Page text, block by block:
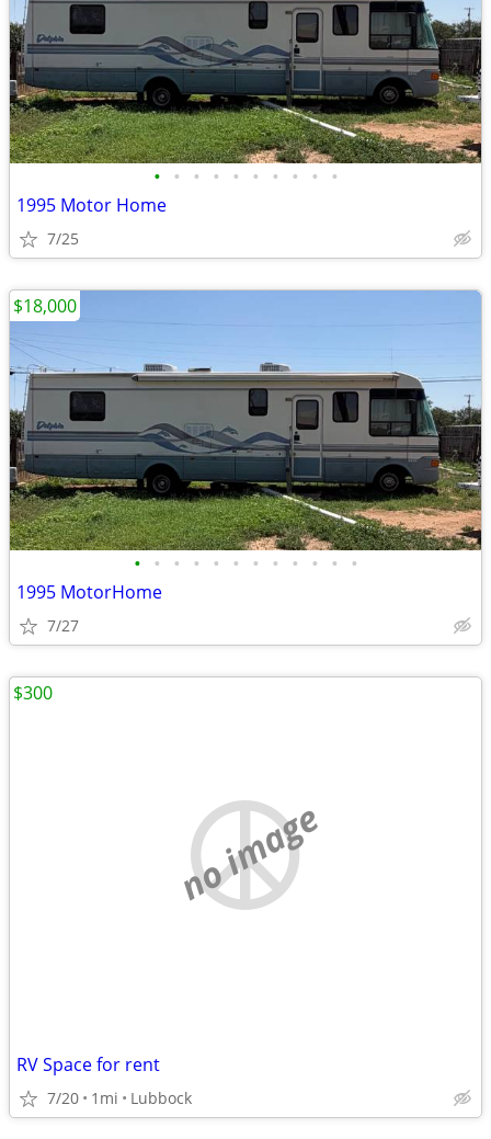
• • • • • • • • • •
1995 Motor Home
7/25
• • • • • • • • • • • •
1995 MotorHome
7/27
$18,000
no image
RV Space for rent
7/20 1mi Lubbock
$300